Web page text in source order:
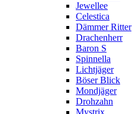
Jewellee
Celestica
Dämmer Ritter
Drachenherr
Baron S
Spinnella
Lichtjäger
Böser Blick
Mondjäger
Drohzahn